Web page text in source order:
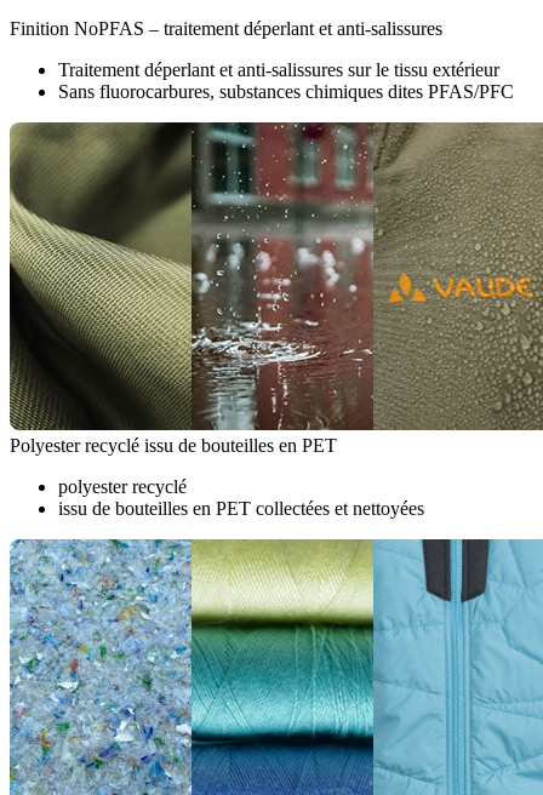
Finition NoPFAS – traitement déperlant et anti-salissures
Traitement déperlant et anti-salissures sur le tissu extérieur
Sans fluorocarbures, substances chimiques dites PFAS/PFC
Polyester recyclé issu de bouteilles en PET
polyester recyclé
issu de bouteilles en PET collectées et nettoyées